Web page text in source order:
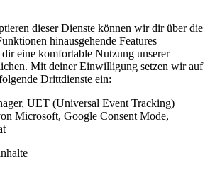
dieser Dienste können wir dir über die
hinausgehende Features
eine komfortable Nutzung unserer
Mit deiner Einwilligung setzen wir auf
Drittdienste ein:
UET (Universal Event Tracking)
Microsoft, Google Consent Mode,